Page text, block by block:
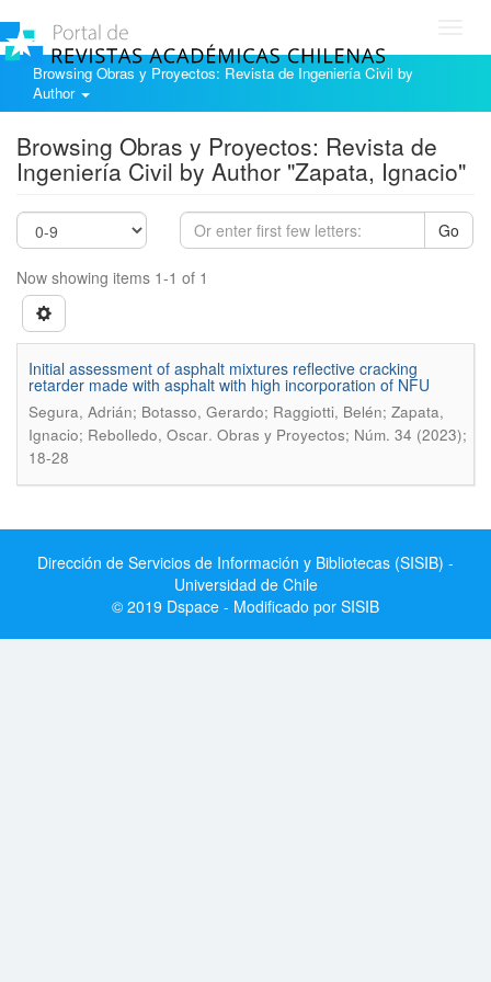
Browsing Obras y Proyectos: Revista de Ingeniería Civil by
Author
Browsing Obras y Proyectos: Revista de
Ingeniería Civil by Author "Zapata, Ignacio"
Go
Now showing items 1-1 of 1
Initial assessment of asphalt mixtures reflective cracking
retarder made with asphalt with high incorporation of NFU
Segura, Adrián; Botasso, Gerardo; Raggiotti, Belén; Zapata,
Ignacio; Rebolledo, Oscar. Obras y Proyectos; Núm. 34 (2023);
18-28
Dirección de Servicios de Información y Bibliotecas (SISIB) -
Universidad de Chile
© 2019 Dspace - Modificado por SISIB